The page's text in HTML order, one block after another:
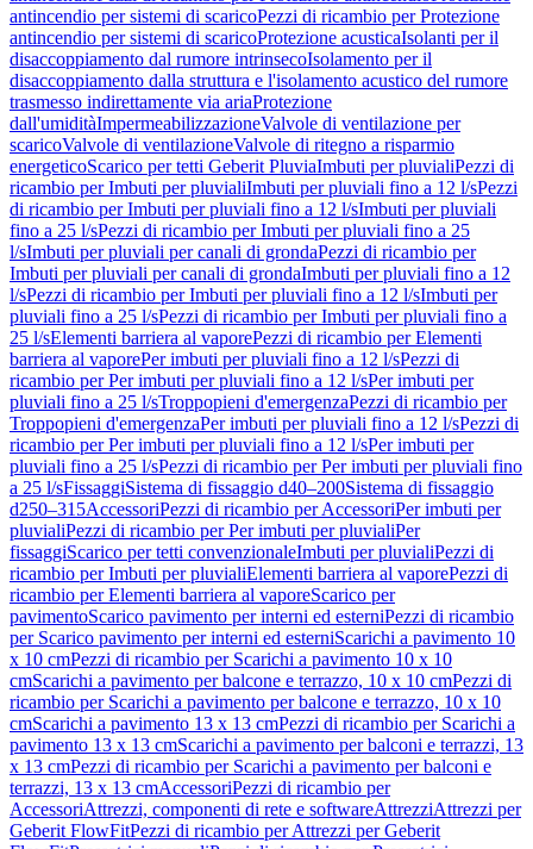
antincendio per sistemi di scaricoPezzi di ricambio per Protezione
antincendio per sistemi di scaricoProtezione acusticaIsolanti per il
disaccoppiamento dal rumore intrinsecoIsolamento per il
disaccoppiamento dalla struttura e l'isolamento acustico del rumore
trasmesso indirettamente via ariaProtezione
dall'umiditàImpermeabilizzazioneValvole di ventilazione per
scaricoValvole di ventilazioneValvole di ritegno a risparmio
energeticoScarico per tetti Geberit PluviaImbuti per pluvialiPezzi di
ricambio per Imbuti per pluvialiImbuti per pluviali fino a 12 l/sPezzi
di ricambio per Imbuti per pluviali fino a 12 l/sImbuti per pluviali
fino a 25 l/sPezzi di ricambio per Imbuti per pluviali fino a 25
l/sImbuti per pluviali per canali di grondaPezzi di ricambio per
Imbuti per pluviali per canali di grondaImbuti per pluviali fino a 12
l/sPezzi di ricambio per Imbuti per pluviali fino a 12 l/sImbuti per
pluviali fino a 25 l/sPezzi di ricambio per Imbuti per pluviali fino a
25 l/sElementi barriera al vaporePezzi di ricambio per Elementi
barriera al vaporePer imbuti per pluviali fino a 12 l/sPezzi di
ricambio per Per imbuti per pluviali fino a 12 l/sPer imbuti per
pluviali fino a 25 l/sTroppopieni d'emergenzaPezzi di ricambio per
Troppopieni d'emergenzaPer imbuti per pluviali fino a 12 l/sPezzi di
ricambio per Per imbuti per pluviali fino a 12 l/sPer imbuti per
pluviali fino a 25 l/sPezzi di ricambio per Per imbuti per pluviali fino
a 25 l/sFissaggiSistema di fissaggio d40–200Sistema di fissaggio
d250–315AccessoriPezzi di ricambio per AccessoriPer imbuti per
pluvialiPezzi di ricambio per Per imbuti per pluvialiPer
fissaggiScarico per tetti convenzionaleImbuti per pluvialiPezzi di
ricambio per Imbuti per pluvialiElementi barriera al vaporePezzi di
ricambio per Elementi barriera al vaporeScarico per
pavimentoScarico pavimento per interni ed esterniPezzi di ricambio
per Scarico pavimento per interni ed esterniScarichi a pavimento 10
x 10 cmPezzi di ricambio per Scarichi a pavimento 10 x 10
cmScarichi a pavimento per balcone e terrazzo, 10 x 10 cmPezzi di
ricambio per Scarichi a pavimento per balcone e terrazzo, 10 x 10
cmScarichi a pavimento 13 x 13 cmPezzi di ricambio per Scarichi a
pavimento 13 x 13 cmScarichi a pavimento per balconi e terrazzi, 13
x 13 cmPezzi di ricambio per Scarichi a pavimento per balconi e
terrazzi, 13 x 13 cmAccessoriPezzi di ricambio per
AccessoriAttrezzi, componenti di rete e softwareAttrezziAttrezzi per
Geberit FlowFitPezzi di ricambio per Attrezzi per Geberit